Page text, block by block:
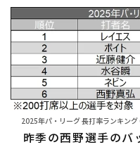
利用規約
運営会社（別ウィンドウで開く
2025年パ・リーグ 長打率ランキン
昨季の西野選手のバ